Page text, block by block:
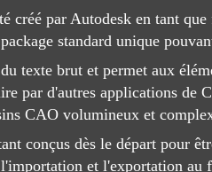
créé par Autodesk en tant
standard unique
texte brut et permet aux
par d'autres applications de
CAO volumineux et
conçus dès le départ pour
et l'exportation au